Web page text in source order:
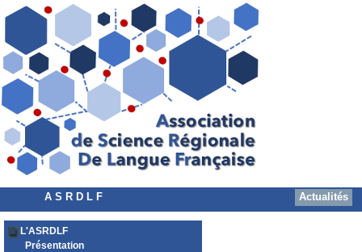
A S R D L F Actualités
L'ASRDLF
Présentation